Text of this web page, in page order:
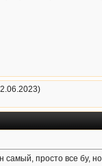
самый, просто все бу,